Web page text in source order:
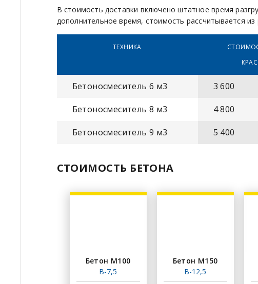
В стоимость доставки включено штатное время
дополнительное время, стоимость рассчитывается из
ТЕХНИКА
Бетоносмеситель 6 м3 3 600
Бетоносмеситель 8 м3 4 800
Бетоносмеситель 9 м3 5 400
СТОИМОСТЬ БЕТОНА
Бетон М100
В-7,5
Бетон М150
В-12,5